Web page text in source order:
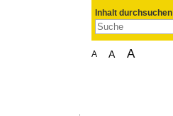
Inhalt durchsuchen
A A A